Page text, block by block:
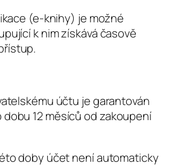
(e-knihy) je možné
k nim získává časově
účtu je garantován
dobu 12 měsíců od zakoupení
doby účet není automaticky